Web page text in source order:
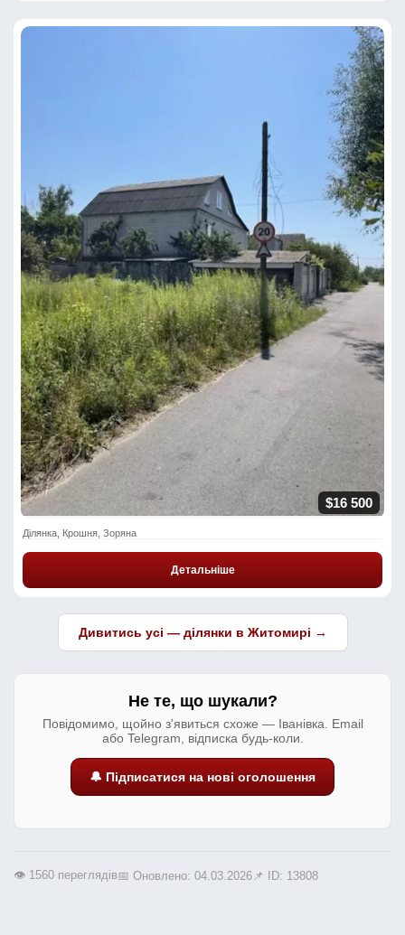
$16 500
Ділянка, Крошня, Зоряна
Детальніше
Дивитись усі — ділянки в Житомирі →
Не те, що шукали?
Повідомимо, щойно з'явиться схоже — Іванівка. Email
або Telegram, відписка будь-коли.
🔔 Підписатися на нові оголошення
👁️ 1560 переглядів📅 Оновлено: 04.03.2026📌 ID: 13808